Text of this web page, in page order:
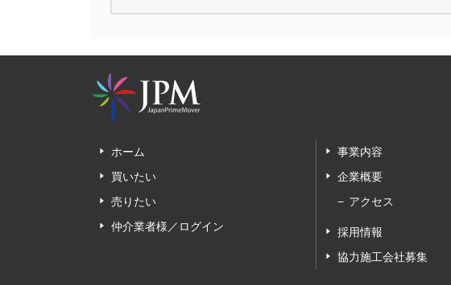
ホーム
買いたい
売りたい
仲介業者様／ログイン
事業内容
企業概要
アクセス
採用情報
協力施工会社募集